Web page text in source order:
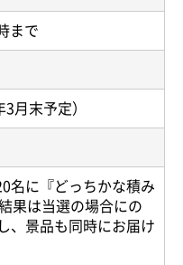
まで
月末予定）
名に『どっちかな積み
果は当選の場合にの
、景品も同時にお届け